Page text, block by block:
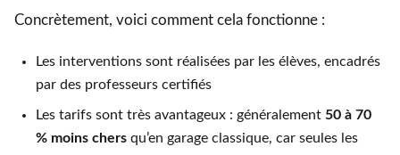
Concrètement, voici comment cela fonctionne :
Les interventions sont réalisées par les élèves, encadrés
par des professeurs certifiés
Les tarifs sont très avantageux : généralement 50 à 70
% moins chers qu’en garage classique, car seules les